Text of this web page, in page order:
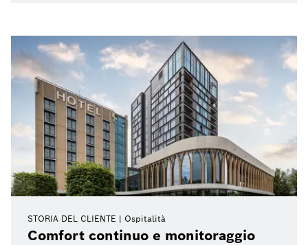
STORIA DEL CLIENTE Ospitalità
Comfort continuo e monitoraggio